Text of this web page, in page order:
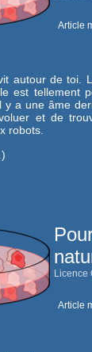
Article
autour de toi.
est tellement
y a une âme
et de
robots.
Licence
Article